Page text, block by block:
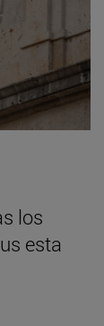
los
esta